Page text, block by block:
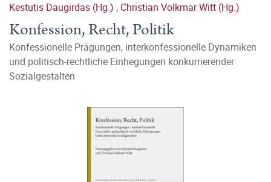
Kestutis Daugirdas (Hg.) , Christian Volkmar Witt (Hg.)
Konfession, Recht, Politik
Konfessionelle Prägungen, interkonfessionelle Dynamiken
und politisch-rechtliche Einhegungen konkurrierender
Sozialgestalten